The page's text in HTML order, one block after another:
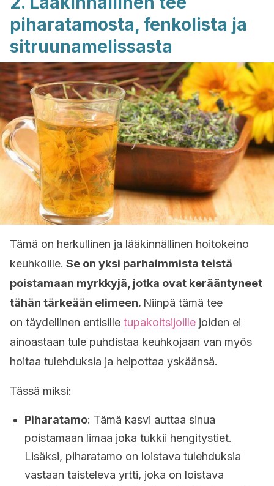
piharatamosta, fenkolista ja
sitruunamelissasta
Tämä on herkullinen ja lääkinnällinen hoitokeino
keuhkoille. Se on yksi parhaimmista teistä
poistamaan myrkkyjä, jotka ovat kerääntyneet
tähän tärkeään elimeen. Niinpä tämä tee
on täydellinen entisille tupakoitsijoille joiden ei
ainoastaan tule puhdistaa keuhkojaan van myös
hoitaa tulehduksia ja helpottaa yskäänsä.
Tässä miksi:
Piharatamo: Tämä kasvi auttaa sinua
poistamaan limaa joka tukkii hengitystiet.
Lisäksi, piharatamo on loistava tulehduksia
vastaan taisteleva yrtti, joka on loistava